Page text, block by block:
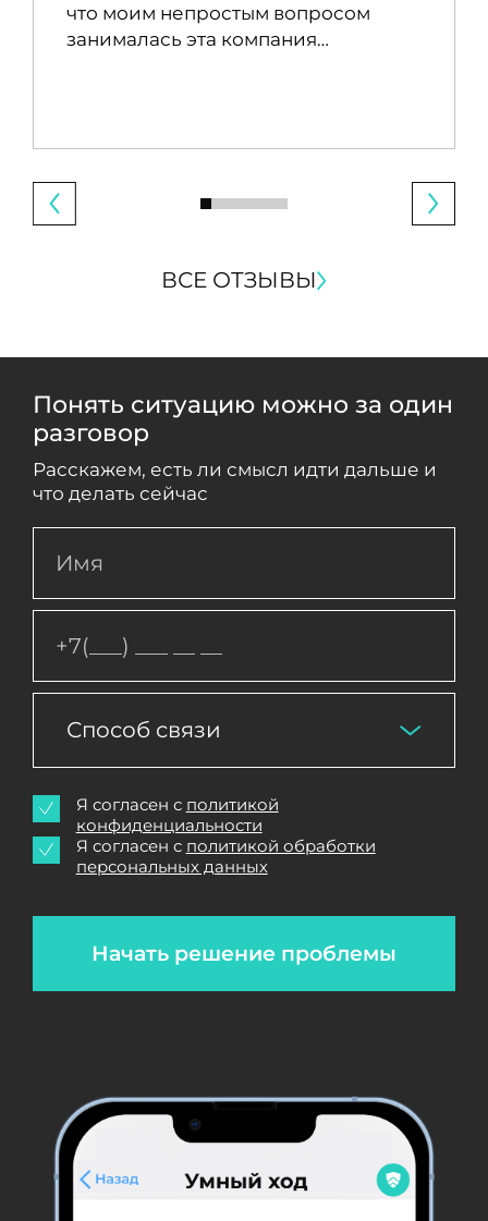
что моим непростым вопросом
занималась эта компания…
ВСЕ ОТЗЫВЫ
Понять ситуацию можно за один
разговор
Расскажем, есть ли смысл идти дальше и
что делать сейчас
Способ связи
Начать решение проблемы
Я согласен с политикой
конфиденциальности
Я согласен с политикой обработки
персональных данных